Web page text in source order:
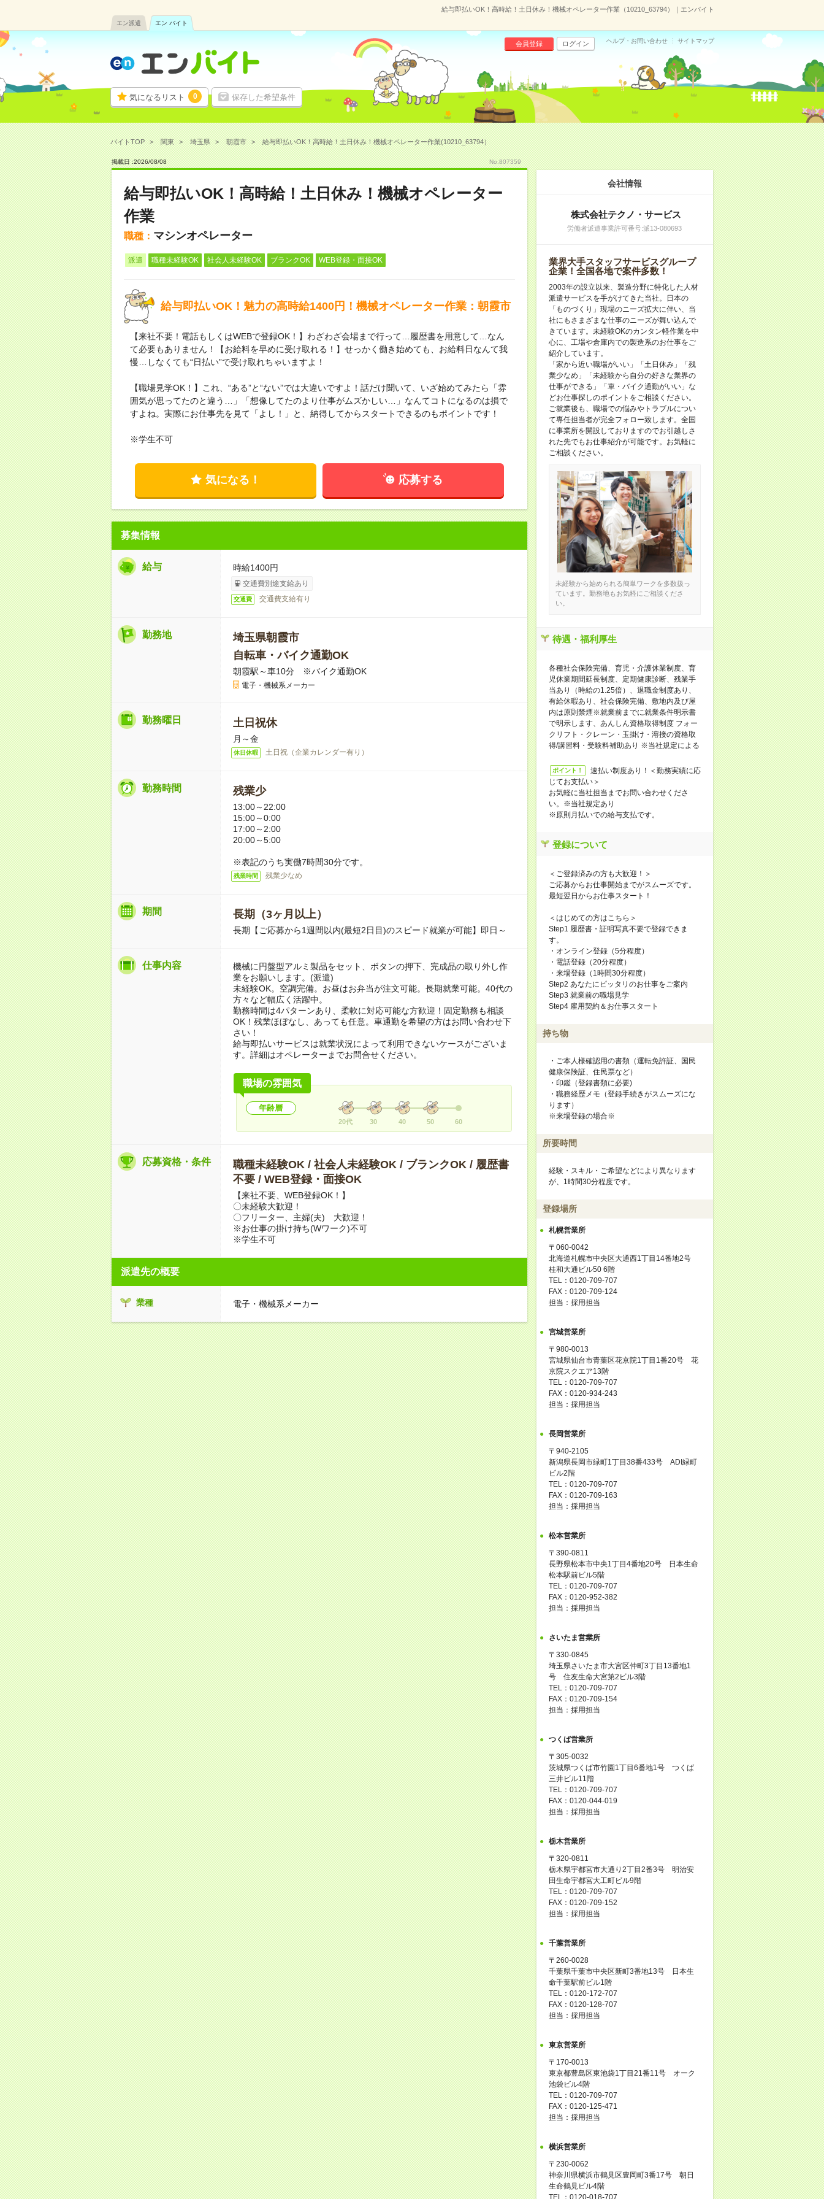
給与即払いOK！高時給！土日休み！機械オペレーター作業（10210_63794）｜エンバイト
エン派遣 エン バイト
気になるリスト 0 保存した希望条件
会員登録 ログイン ヘルプ・お問い合わせ サイトマップ
バイトTOP 関東 埼玉県 朝霞市 給与即払いOK！高時給！土日休み！機械オペレーター作業(10210_63794）
掲載日 :2026/08/08 No.807359
給与即払いOK！高時給！土日休み！機械オペレーター
作業
職種： マシンオペレーター
派遣 職種未経験OK 社会人未経験OK ブランクOK WEB登録・面接OK
給与即払いOK！魅力の高時給1400円！機械オペレーター作業：朝霞市
【来社不要！電話もしくはWEBで登録OK！】わざわざ会場まで行って…履歴書を用意して…なん
て必要もありません！【お給料を早めに受け取れる！】せっかく働き始めても、お給料日なんて我
慢…しなくても“日払い”で受け取れちゃいますよ！
【職場見学OK！】これ、“ある”と“ない”では大違いですよ！話だけ聞いて、いざ始めてみたら「雰
囲気が思ってたのと違う…」「想像してたのより仕事がムズかしい…」なんてコトになるのは損で
すよね。実際にお仕事先を見て「よし！」と、納得してからスタートできるのもポイントです！
※学生不可
気になる！ 応募する
募集情報
給与 時給1400円
交通費別途支給あり
交通費 交通費支給有り
勤務地
埼玉県朝霞市
自転車・バイク通勤OK
朝霞駅～車10分 ※バイク通勤OK
電子・機械系メーカー
勤務曜日 土日祝休
月～金
休日休暇 土日祝（企業カレンダー有り）
勤務時間 残業少
13:00～22:00
15:00～0:00
17:00～2:00
20:00～5:00
※表記のうち実働7時間30分です。
残業時間 残業少なめ
期間 長期（3ヶ月以上）
長期【ご応募から1週間以内(最短2日目)のスピード就業が可能】即日～
仕事内容
機械に円盤型アルミ製品をセット、ボタンの押下、完成品の取り外し作
業をお願いします。(派遣)
未経験OK。空調完備。お昼はお弁当が注文可能。長期就業可能。40代の
方々など幅広く活躍中。
勤務時間は4パターンあり、柔軟に対応可能な方歓迎！固定勤務も相談
OK！残業ほぼなし、あっても任意。車通勤を希望の方はお問い合わせ下
さい！
給与即払いサービスは就業状況によって利用できないケースがございま
す。詳細はオペレーターまでお問合せください。
職場の雰囲気
年齢層
20代 30 40 50 60
応募資格・条件
職種未経験OK / 社会人未経験OK / ブランクOK / 履歴書
不要 / WEB登録・面接OK
【来社不要、WEB登録OK！】
〇未経験大歓迎！
〇フリーター、主婦(夫) 大歓迎！
※お仕事の掛け持ち(Wワーク)不可
※学生不可
派遣先の概要
業種 電子・機械系メーカー
会社情報
株式会社テクノ・サービス
労働者派遣事業許可番号:派13-080693
業界大手スタッフサービスグループ
企業！全国各地で案件多数！
2003年の設立以来、製造分野に特化した人材
派遣サービスを手がけてきた当社。日本の
「ものづくり」現場のニーズ拡大に伴い、当
社にもさまざまな仕事のニーズが舞い込んで
きています。未経験OKのカンタン軽作業を中
心に、工場や倉庫内での製造系のお仕事をご
紹介しています。
「家から近い職場がいい」「土日休み」「残
業少なめ」「未経験から自分の好きな業界の
仕事ができる」「車・バイク通勤がいい」な
どお仕事探しのポイントをご相談ください。
ご就業後も、職場での悩みやトラブルについ
て専任担当者が完全フォロー致します。全国
に事業所を開設しておりますのでお引越しさ
れた先でもお仕事紹介が可能です。お気軽に
ご相談ください。
未経験から始められる簡単ワークを多数扱っ
ています。勤務地もお気軽にご相談くださ
い。
待遇・福利厚生
各種社会保険完備、育児・介護休業制度、育
児休業期間延長制度、定期健康診断、残業手
当あり（時給の1.25倍）、退職金制度あり、
有給休暇あり、社会保険完備、敷地内及び屋
内は原則禁煙※就業前までに就業条件明示書
で明示します、あんしん資格取得制度 フォー
クリフト・クレーン・玉掛け・溶接の資格取
得/講習料・受験料補助あり ※当社規定による
ポイント！
速払い制度あり！＜勤務実績に応
じてお支払い＞
お気軽に当社担当までお問い合わせくださ
い。※当社規定あり
※原則月払いでの給与支払です。
登録について
＜ご登録済みの方も大歓迎！＞
ご応募からお仕事開始までがスムーズです。
最短翌日からお仕事スタート！
＜はじめての方はこちら＞
Step1 履歴書・証明写真不要で登録できま
す。
・オンライン登録（5分程度）
・電話登録（20分程度）
・来場登録（1時間30分程度）
Step2 あなたにピッタリのお仕事をご案内
Step3 就業前の職場見学
Step4 雇用契約＆お仕事スタート
持ち物
・ご本人様確認用の書類（運転免許証、国民
健康保険証、住民票など）
・印鑑（登録書類に必要)
・職務経歴メモ（登録手続きがスムーズにな
ります）
※来場登録の場合※
所要時間
経験・スキル・ご希望などにより異なります
が、1時間30分程度です。
登録場所
札幌営業所
〒060-0042
北海道札幌市中央区大通西1丁目14番地2号
桂和大通ビル50 6階
TEL：0120-709-707
FAX：0120-709-124
担当：採用担当
宮城営業所
〒980-0013
宮城県仙台市青葉区花京院1丁目1番20号 花
京院スクエア13階
TEL：0120-709-707
FAX：0120-934-243
担当：採用担当
長岡営業所
〒940-2105
新潟県長岡市緑町1丁目38番433号 ADI緑町
ビル2階
TEL：0120-709-707
FAX：0120-709-163
担当：採用担当
松本営業所
〒390-0811
長野県松本市中央1丁目4番地20号 日本生命
松本駅前ビル5階
TEL：0120-709-707
FAX：0120-952-382
担当：採用担当
さいたま営業所
〒330-0845
埼玉県さいたま市大宮区仲町3丁目13番地1
号 住友生命大宮第2ビル3階
TEL：0120-709-707
FAX：0120-709-154
担当：採用担当
つくば営業所
〒305-0032
茨城県つくば市竹園1丁目6番地1号 つくば
三井ビル11階
TEL：0120-709-707
FAX：0120-044-019
担当：採用担当
栃木営業所
〒320-0811
栃木県宇都宮市大通り2丁目2番3号 明治安
田生命宇都宮大工町ビル9階
TEL：0120-709-707
FAX：0120-709-152
担当：採用担当
千葉営業所
〒260-0028
千葉県千葉市中央区新町3番地13号 日本生
命千葉駅前ビル1階
TEL：0120-172-707
FAX：0120-128-707
担当：採用担当
東京営業所
〒170-0013
東京都豊島区東池袋1丁目21番11号 オーク
池袋ビル4階
TEL：0120-709-707
FAX：0120-125-471
担当：採用担当
横浜営業所
〒230-0062
神奈川県横浜市鶴見区豊岡町3番17号 朝日
生命鶴見ビル4階
TEL：0120-018-707